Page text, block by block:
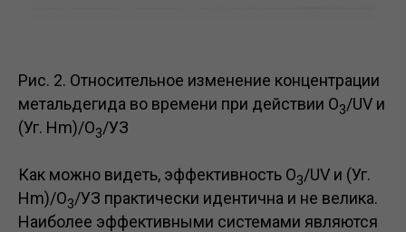
Рис. 2. Относительное изменение концентрации
метальдегида во времени при действии O3/UV и
(Уг. Нm)/О3/УЗ
Как можно видеть, эффективность O3/UV и (Уг.
Нm)/О3/УЗ практически идентична и не велика.
Наиболее эффективными системами являются